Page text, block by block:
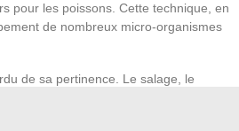
pour les poissons. Cette technique, en
de nombreux micro-organismes
de sa pertinence. Le salage, le